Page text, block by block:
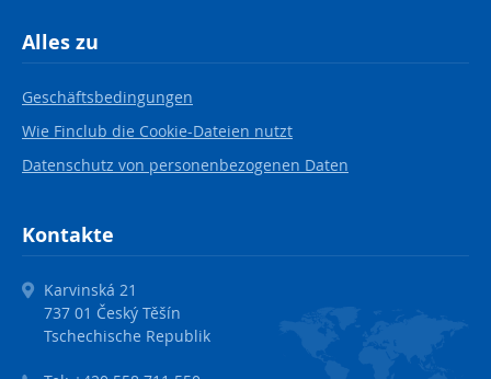
Alles zu
Geschäftsbedingungen
Wie Finclub die Cookie-Dateien nutzt
Datenschutz von personenbezogenen Daten
Kontakte
Karvinská 21
737 01 Český Těšín
Tschechische Republik